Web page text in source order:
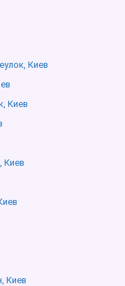
Киев
Киев
Киев
Киев